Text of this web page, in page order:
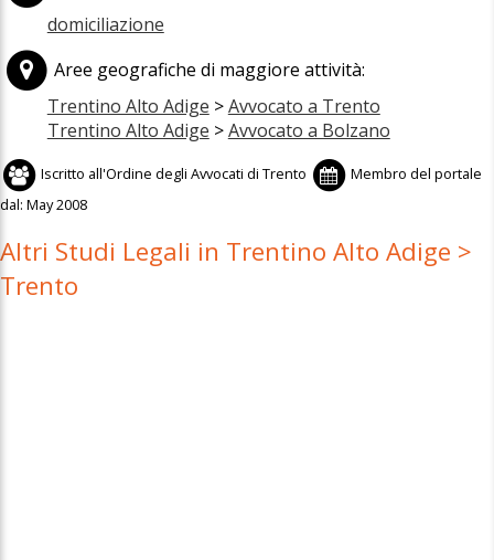
domiciliazione
Aree geografiche di maggiore attività:
Trentino Alto Adige >Avvocato a Trento
Trentino Alto Adige >Avvocato a Bolzano
Iscritto all'Ordine degli Avvocati di Trento
Membro del portale
dal: May 2008
Altri Studi Legali in Trentino Alto Adige >
Trento